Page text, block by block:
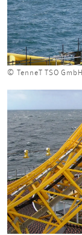
© TenneT TSO GmbH